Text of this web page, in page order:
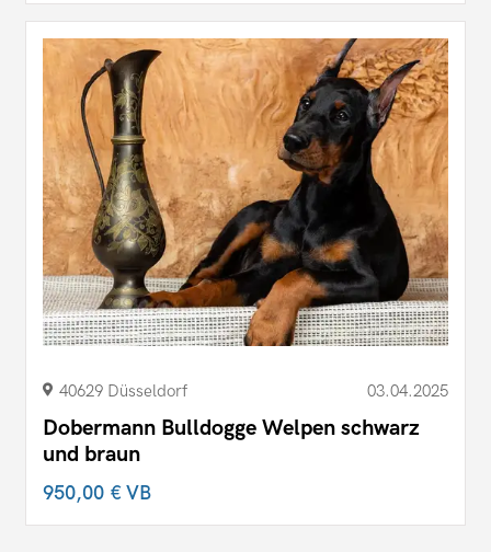
40629 Düsseldorf 03.04.2025
Dobermann Bulldogge Welpen schwarz
und braun
950,00 €VB